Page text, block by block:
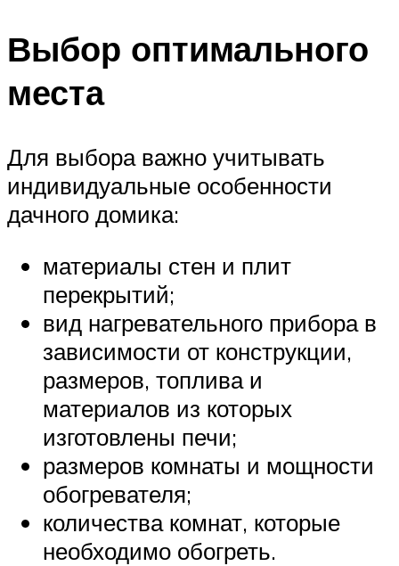
Выбор оптимального
места
Для выбора важно учитывать
индивидуальные особенности
дачного домика:
материалы стен и плит
перекрытий;
вид нагревательного прибора в
зависимости от конструкции,
размеров, топлива и
материалов из которых
изготовлены печи;
размеров комнаты и мощности
обогревателя;
количества комнат, которые
необходимо обогреть.